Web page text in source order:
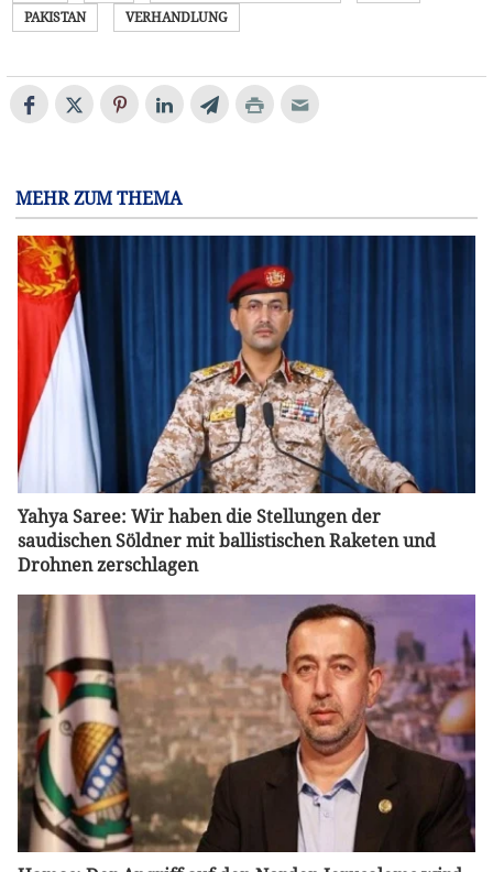
PAKISTAN
VERHANDLUNG
MEHR ZUM THEMA
Yahya Saree: Wir haben die Stellungen der
saudischen Söldner mit ballistischen Raketen und
Drohnen zerschlagen